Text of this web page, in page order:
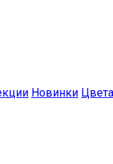
Новинки Цвета